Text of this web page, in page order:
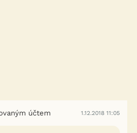
účtem 1.12.2018 11:05